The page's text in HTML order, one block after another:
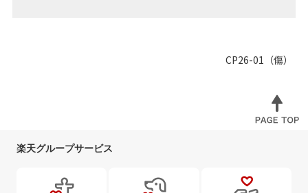
CP26-01（傷）
楽天グループサービス